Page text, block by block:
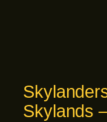
Skylands